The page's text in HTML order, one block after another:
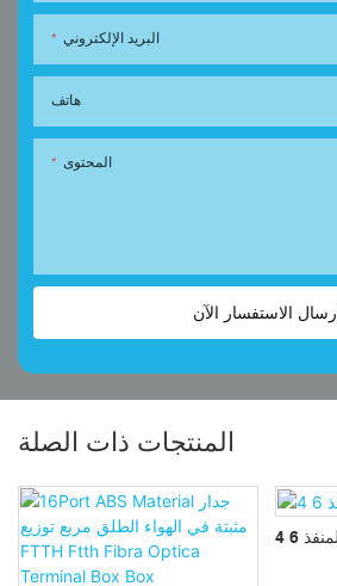
البريد الإلكتروني
هاتف
المحتوى
الاستفسار الآن
المنتجات ذات الصلة